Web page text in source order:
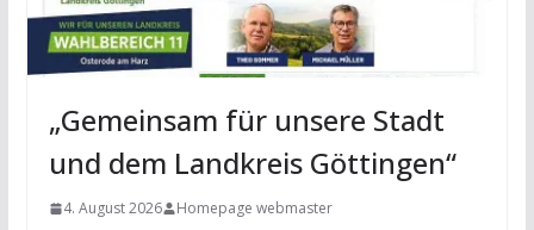
„Gemeinsam für unsere Stadt
und dem Landkreis Göttingen“
4. August 2026 Homepage webmaster